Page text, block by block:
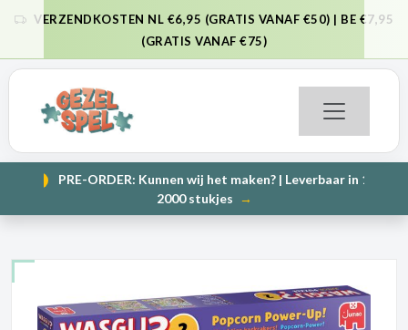
VERZENDKOSTEN NL €6,95 (GRATIS VANAF €50) | BE €7,95
(GRATIS VANAF €75)
PRE-ORDER: Kunnen wij het maken? | Leverbaar in 1000 en
2000 stukjes →